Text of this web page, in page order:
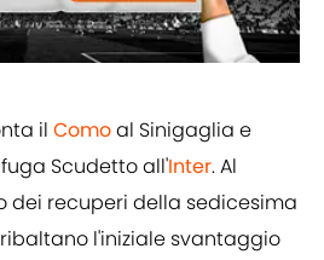
il Comoal Sinigaglia e
Scudetto all'Inter. Al
dei recuperi della sedicesima
l'iniziale svantaggio